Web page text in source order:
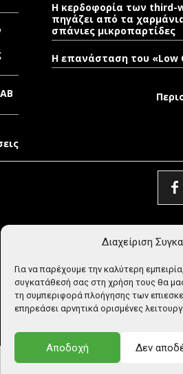
Διαχείριση
Για να παρέχουμε την καλύτερη
συγκατάθεσή σας στη χρήση τους θα
τη συμπεριφορά πλοήγησης των
επηρεάσει αρνητικά ορισμένες
Αποδοχή Δεν
Η κερδοφορία των third-
πηγάζει από τα
σπάνιες μικροπαρτίδες
Η επανάσταση του «Low